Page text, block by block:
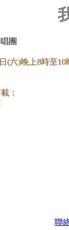
團
(六)晚上8時至
：
聯